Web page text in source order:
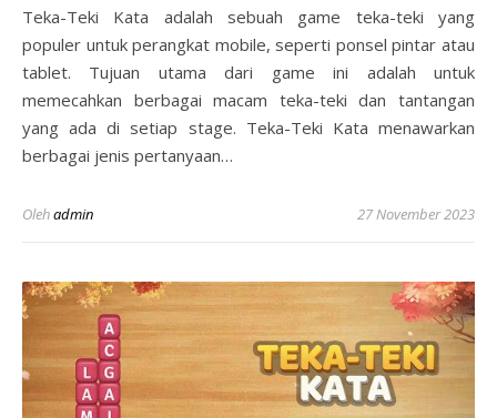
Teka-Teki Kata adalah sebuah game teka-teki yang
populer untuk perangkat mobile, seperti ponsel pintar atau
tablet. Tujuan utama dari game ini adalah untuk
memecahkan berbagai macam teka-teki dan tantangan
yang ada di setiap stage. Teka-Teki Kata menawarkan
berbagai jenis pertanyaan…
Olehadmin 27 November 2023